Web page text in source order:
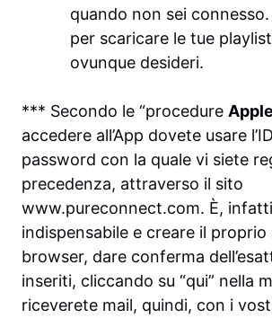
quando non sei
per scaricare le tue
ovunque desideri.
*** Secondo le “procedure Apple
accedere all’App dovete usare
password con la quale vi siete
precedenza, attraverso il sito
www.pureconnect.com. È,
indispensabile e creare il
browser, dare conferma
inseriti, cliccando su “qui” nella
riceverete mail, quindi, con i